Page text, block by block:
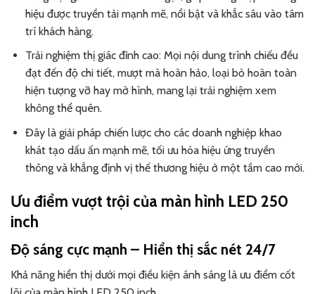
hiệu được truyền tải mạnh mẽ, nổi bật và khắc sâu vào tâm
trí khách hàng.
Trải nghiệm thị giác đỉnh cao: Mọi nội dung trình chiếu đều
đạt đến độ chi tiết, mượt mà hoàn hảo, loại bỏ hoàn toàn
hiện tượng vỡ hay mờ hình, mang lại trải nghiệm xem
không thể quên.
Đây là giải pháp chiến lược cho các doanh nghiệp khao
khát tạo dấu ấn mạnh mẽ, tối ưu hóa hiệu ứng truyền
thông và khẳng định vị thế thương hiệu ở một tầm cao mới.
Ưu điểm vượt trội của màn hình LED 250
inch
Độ sáng cực mạnh – Hiển thị sắc nét 24/7
Khả năng hiển thị dưới mọi điều kiện ánh sáng là ưu điểm cốt